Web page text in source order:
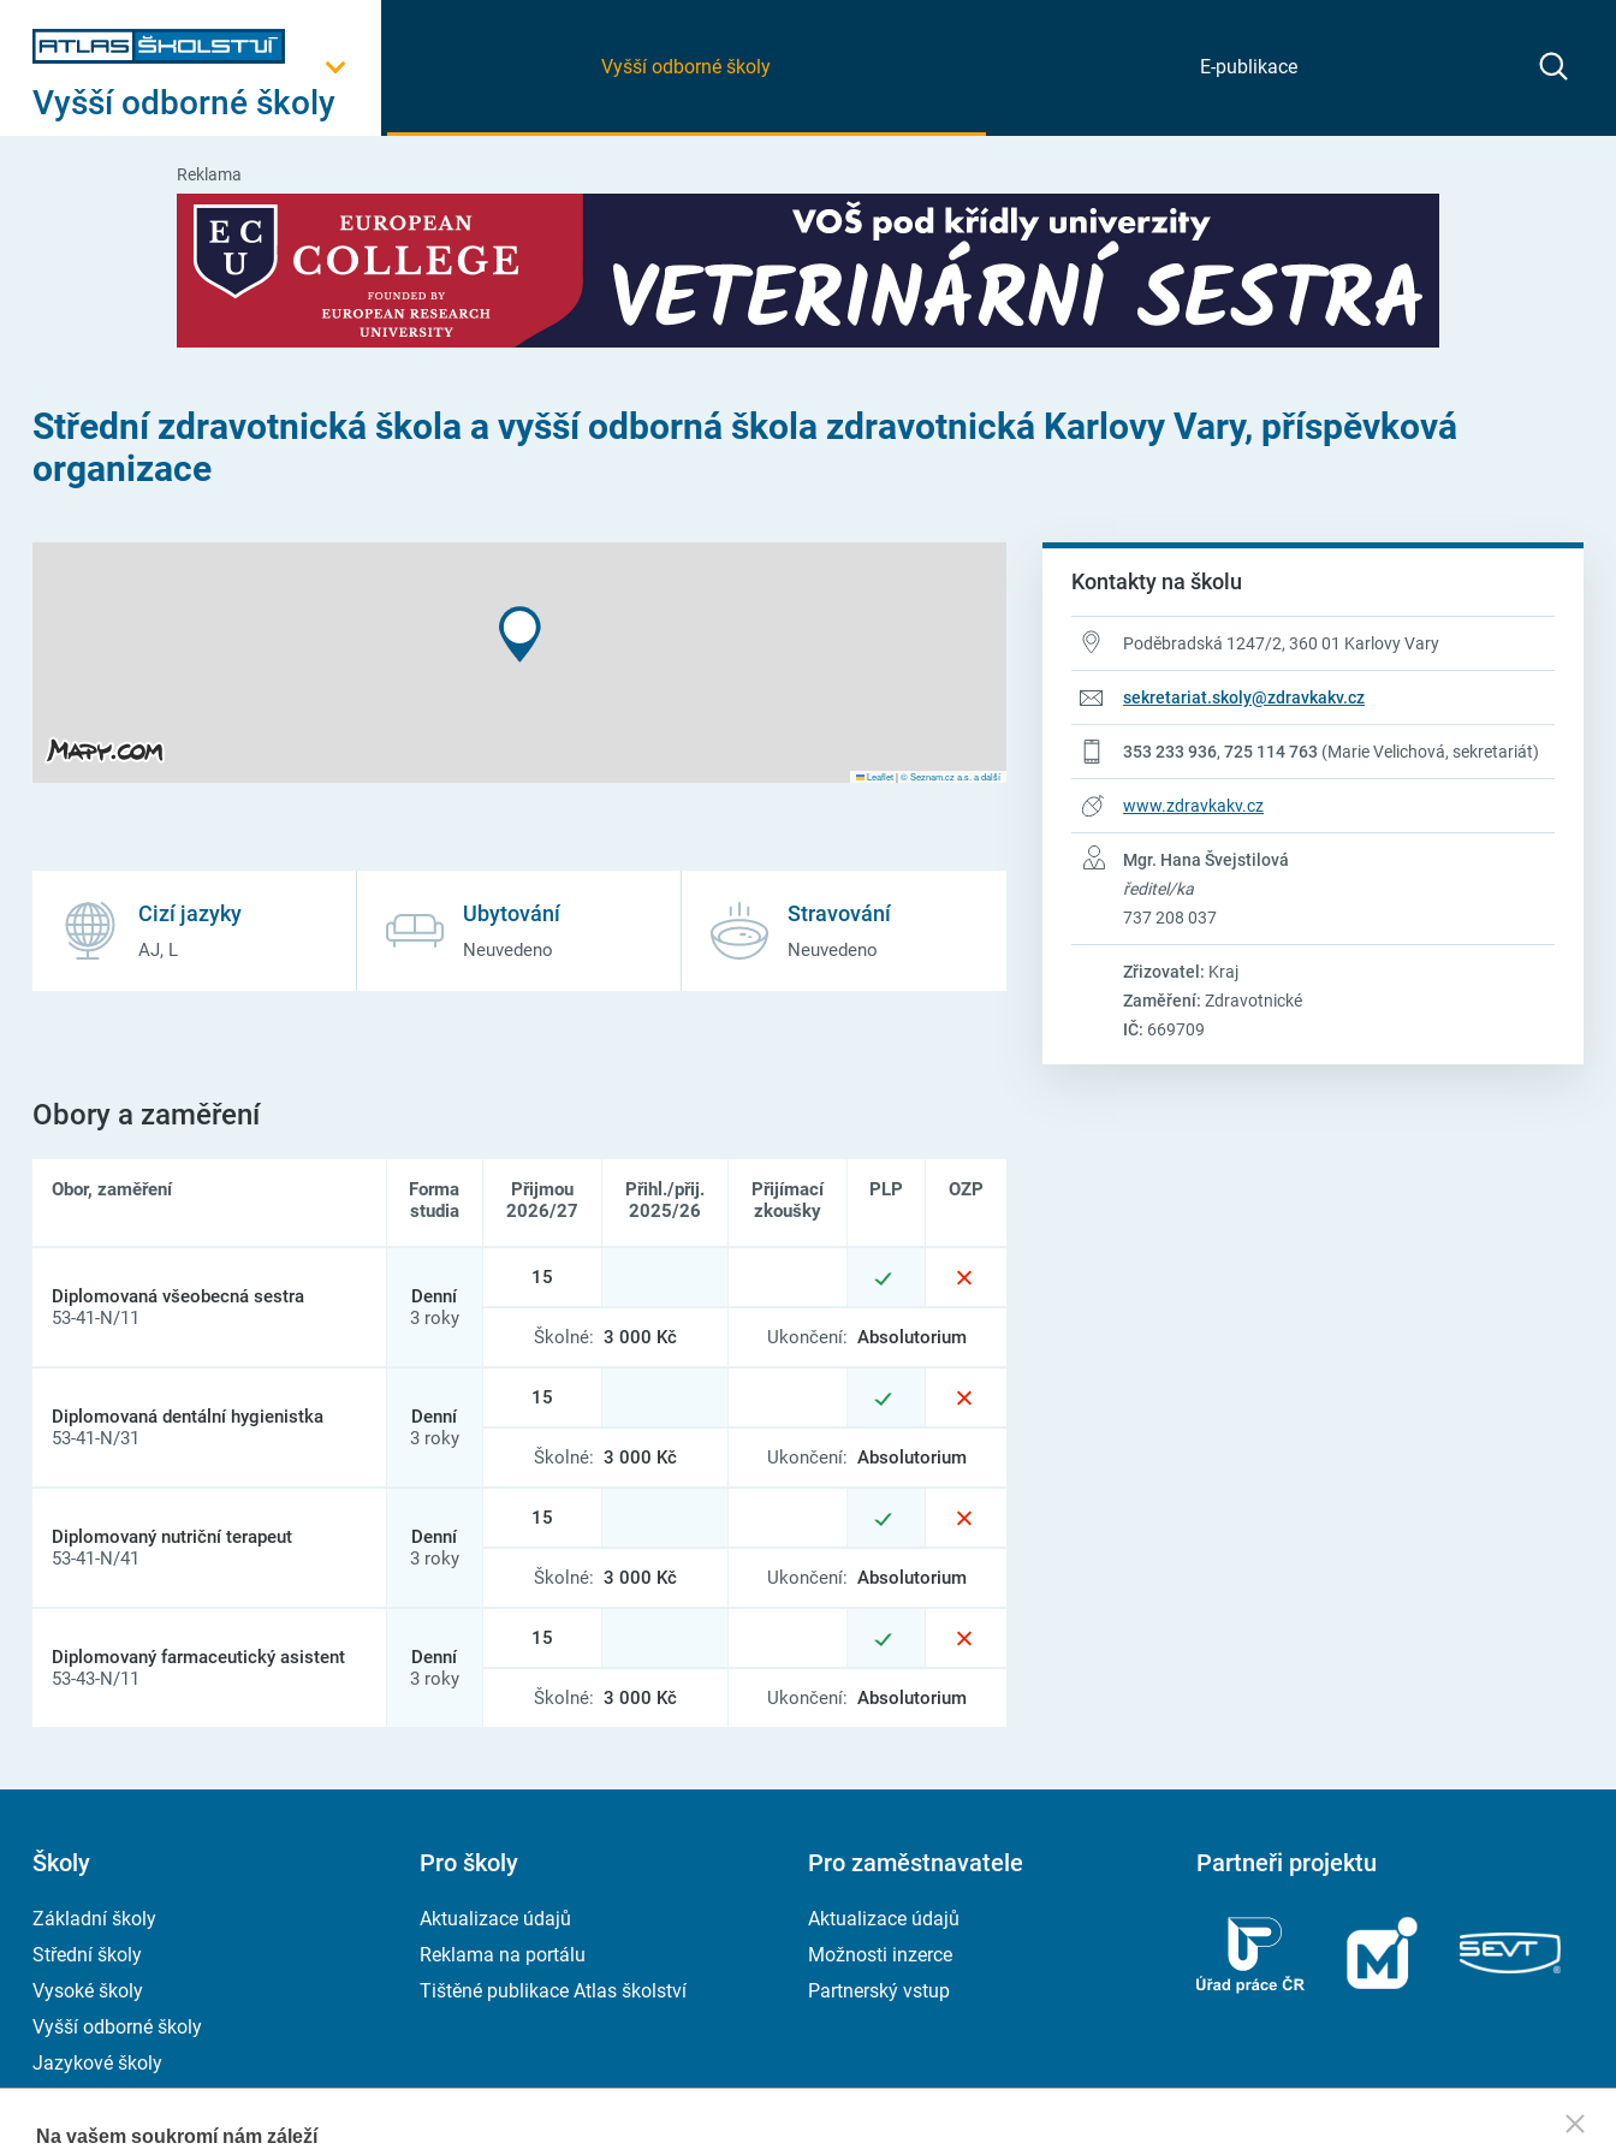
Vyšší odborné školy
Vyšší odborné školy E-publikace
Reklama
Střední zdravotnická škola a vyšší odborná škola zdravotnická Karlovy Vary, příspěvková
organizace
Kontakty na školu
Poděbradská 1247/2, 360 01 Karlovy Vary
sekretariat.skoly@zdravkakv.cz
353 233 936,725 114 763 (Marie Velichová, sekretariát)
www.zdravkakv.cz
Mgr. Hana Švejstilová
ředitel/ka
737 208 037
Zřizovatel: Kraj
Zaměření: Zdravotnické
IČ: 669709
Leaflet|© Seznam.cz a.s. a další
Cizí jazyky
AJ, L
Ubytování
Neuvedeno
Stravování
Neuvedeno
Obory a zaměření
zaměření
škola
Karlovy
Vary,
Obor, zaměření
Forma
studia
Přijmou
2026/27
Přihl./přij.
2025/26
Přijímací
zkoušky
PLP OZP
Diplomovaná všeobecná sestra
53-41-N/11
Denní
3 roky
15
Školné: 3 000 Kč Ukončení: Absolutorium
Diplomovaná dentální hygienistka
53-41-N/31
Denní
3 roky
15
Školné: 3 000 Kč Ukončení: Absolutorium
Diplomovaný nutriční terapeut
53-41-N/41
Denní
3 roky
15
Školné: 3 000 Kč Ukončení: Absolutorium
Diplomovaný farmaceutický asistent
53-43-N/11
Denní
3 roky
15
Školné: 3 000 Kč Ukončení: Absolutorium
Školy
Základní školy
Střední školy
Vysoké školy
Vyšší odborné školy
Jazykové školy
Pro školy
Aktualizace údajů
Reklama na portálu
Tištěné publikace Atlas školství
Pro zaměstnavatele
Aktualizace údajů
Možnosti inzerce
Partnerský vstup
Partneři projektu
Na vašem soukromí nám záleží